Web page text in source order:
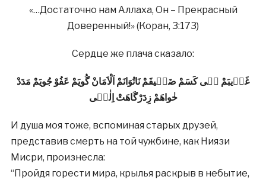
«…Достаточно нам Аллаха, Он – Прекрасный
Доверенный!» (Коран, 3:173)
Сердце же плача сказало:
غَرٖيبَمْ بٖى كَسَمْ ضَعٖيفَمْ نَاتُوَانَمْ اَلْاَمَانْ گُويَمْ عَفُوْ جُويَمْ مَدَدْ
خٰواهَمْ زِدَرْگَاهَتْ اِلٰهٖى
И душа моя тоже, вспоминая старых друзей,
представив смерть на той чужбине, как Ниязи
Мисри, произнесла:
“Пройдя горести мира, крылья раскрыв в небытие,